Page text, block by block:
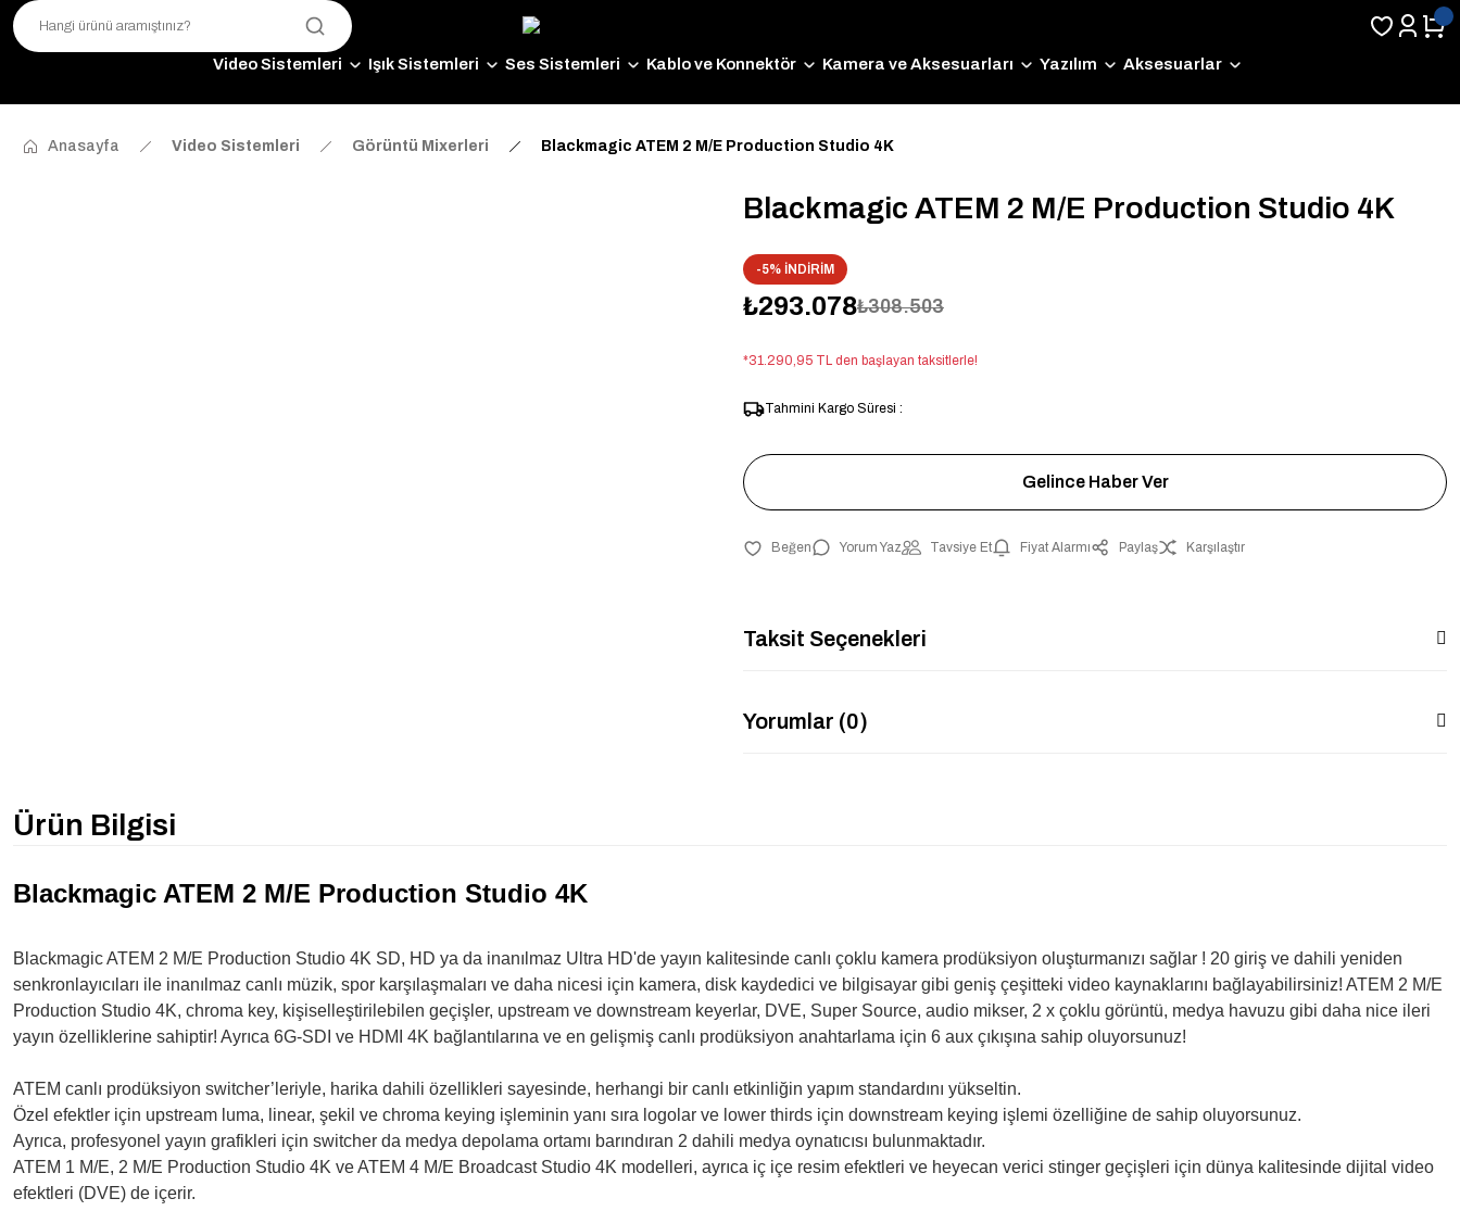
Video Sistemleri Işık Sistemleri Ses Sistemleri Kablo ve Konnektör Kamera ve Aksesuarları Yazılım Aksesuarlar
Anasayfa Video Sistemleri Görüntü Mixerleri Blackmagic ATEM 2 M/E Production Studio 4K
Blackmagic ATEM 2 M/E Production Studio 4K
-5% İNDİRİM
₺293.078₺308.503
*31.290,95 TL den başlayan taksitlerle!
Tahmini Kargo Süresi :
Gelince Haber Ver
Yorum Yaz Tavsiye Et Fiyat Alarmı Paylaş Karşılaştır
Taksit Seçenekleri
Yorumlar (0)
Ürün Bilgisi
Blackmagic ATEM 2 M/E Production Studio 4K
Blackmagic ATEM 2 M/E Production Studio 4K SD, HD ya da inanılmaz Ultra HD'de yayın kalitesinde canlı çoklu kamera prodüksiyon oluşturmanızı sağlar ! 20 giriş ve dahili yeniden
senkronlayıcıları ile inanılmaz canlı müzik, spor karşılaşmaları ve daha nicesi için kamera, disk kaydedici ve bilgisayar gibi geniş çeşitteki video kaynaklarını bağlayabilirsiniz! ATEM 2 M/E
Production Studio 4K, chroma key, kişiselleştirilebilen geçişler, upstream ve downstream keyerlar, DVE, Super Source, audio mikser, 2 x çoklu görüntü, medya havuzu gibi daha nice ileri
yayın özelliklerine sahiptir! Ayrıca 6G-SDI ve HDMI 4K bağlantılarına ve en gelişmiş canlı prodüksiyon anahtarlama için 6 aux çıkışına sahip oluyorsunuz!
ATEM canlı prodüksiyon switcher’leriyle, harika dahili özellikleri sayesinde, herhangi bir canlı etkinliğin yapım standardını yükseltin.
Özel efektler için upstream luma, linear, şekil ve chroma keying işleminin yanı sıra logolar ve lower thirds için downstream keying işlemi özelliğine de sahip oluyorsunuz.
Ayrıca, profesyonel yayın grafikleri için switcher da medya depolama ortamı barındıran 2 dahili medya oynatıcısı bulunmaktadır.
ATEM 1 M/E, 2 M/E Production Studio 4K ve ATEM 4 M/E Broadcast Studio 4K modelleri, ayrıca iç içe resim efektleri ve heyecan verici stinger geçişleri için dünya kalitesinde dijital video
efektleri (DVE) de içerir.